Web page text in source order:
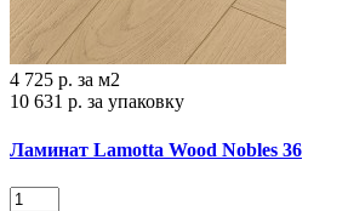
4 725 р. за м2
10 631 р. за упаковку
Ламинат Lamotta Wood Nobles 36